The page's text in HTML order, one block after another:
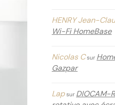
HENRY Jean-
Wi-Fi HomeBase
Nicolas Csur
Gazpar
Lapsur DIOCAM-